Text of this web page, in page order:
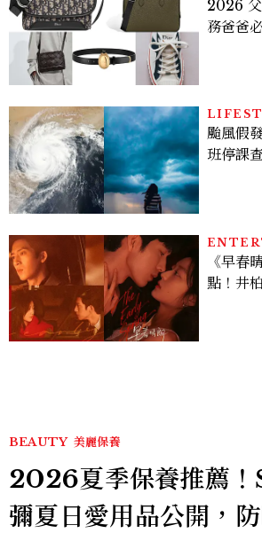
2026
務爸爸
颱風假
班停課
《早春
點！井
BEAUTY 美麗保養
2026夏季保養推薦
彌夏日愛用品公開，